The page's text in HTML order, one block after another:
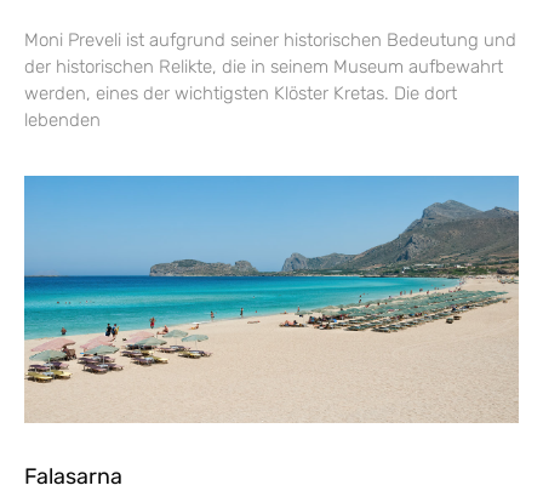
Moni Preveli ist aufgrund seiner historischen Bedeutung und
der historischen Relikte, die in seinem Museum aufbewahrt
werden, eines der wichtigsten Klöster Kretas. Die dort
lebenden
Falasarna